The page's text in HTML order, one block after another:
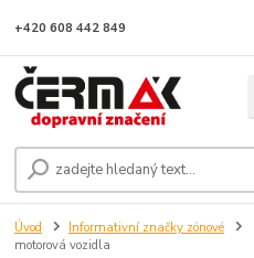
+420 608 442 849
Úvod Informativní značky zónové
motorová vozidla